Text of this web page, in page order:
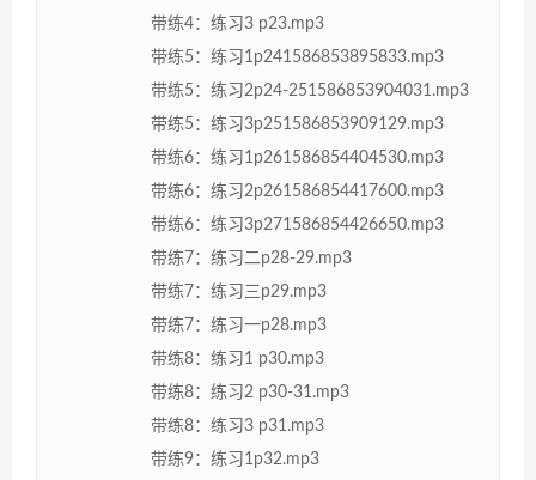
带练4：练习3 p23.mp3
带练5：练习1p241586853895833.mp3
带练5：练习2p24-251586853904031.mp3
带练5：练习3p251586853909129.mp3
带练6：练习1p261586854404530.mp3
带练6：练习2p261586854417600.mp3
带练6：练习3p271586854426650.mp3
带练7：练习二p28-29.mp3
带练7：练习三p29.mp3
带练7：练习一p28.mp3
带练8：练习1 p30.mp3
带练8：练习2 p30-31.mp3
带练8：练习3 p31.mp3
带练9：练习1p32.mp3